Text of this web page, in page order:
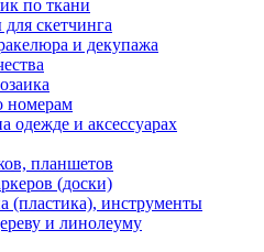
по ткани
скетчинга
и декупажа
номерам
одежде и аксессуарах
планшетов
(доски)
(пластика), инструменты
и линолеуму